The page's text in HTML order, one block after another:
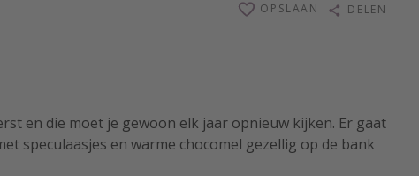
OPSLAAN DELEN
en die moet je gewoon elk jaar opnieuw kijken. Er gaat
speculaasjes en warme chocomel gezellig op de bank